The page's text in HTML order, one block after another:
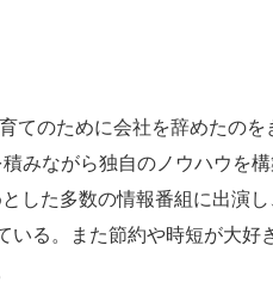
てのために会社を辞めたのを
みながら独自のノウハウを構
した多数の情報番組に出演し
る。また節約や時短が大好